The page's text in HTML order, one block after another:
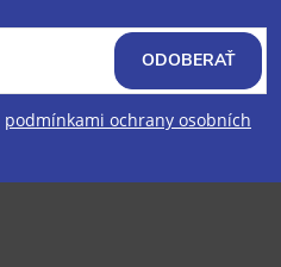
podmínkami ochrany osobních
ODOBERAŤ